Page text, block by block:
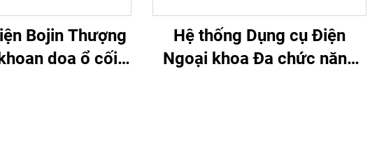
Bojin Thượng
doa ổ cối
Hệ thống Dụng cụ Điện
Ngoại khoa Đa chức năng